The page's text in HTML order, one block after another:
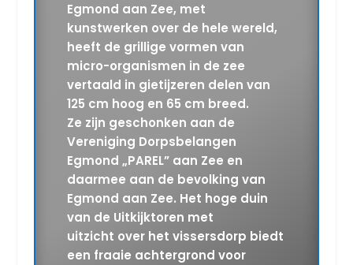
Egmond aan Zee, met
kunstwerken over de hele wereld,
heeft de grillige vormen van
micro-organismen in de zee
vertaald in gietijzeren delen van
125 cm hoog en 65 cm breed.
Ze zijn geschonken aan de
Vereniging Dorpsbelangen
Egmond „PAREL” aan Zee en
daarmee aan de bevolking van
Egmond aan Zee. Het hoge duin
van de Uitkijktoren met
uitzicht over het vissersdorp biedt
een fraaie achtergrond voor